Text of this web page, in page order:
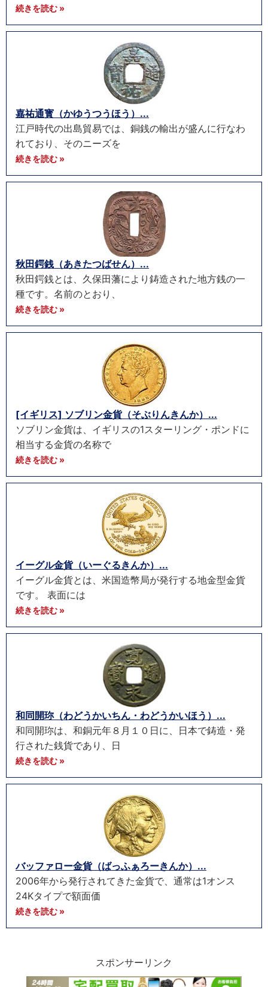
続きを読む »
嘉祐通寳（かゆうつうほう）...
江戸時代の出島貿易では、銅銭の輸出が盛んに行なわ
れており、そのニーズを
続きを読む »
秋田鍔銭（あきたつばせん）...
秋田鍔銭とは、久保田藩により鋳造された地方銭の一
種です。名前のとおり、
続きを読む »
[イギリス] ソブリン金貨（そぶりんきんか）...
ソブリン金貨は、イギリスの1スターリング・ポンドに
相当する金貨の名称で
続きを読む »
イーグル金貨（いーぐるきんか）...
イーグル金貨とは、米国造幣局が発行する地金型金貨
です。 表面には
続きを読む »
和同開珎（わどうかいちん・わどうかいほう）...
和同開珎は、和銅元年８月１０日に、日本で鋳造・発
行された銭貨であり、日
続きを読む »
バッファロー金貨（ばっふぁろーきんか）...
2006年から発行されてきた金貨で、通常は1オンス
24Kタイプで額面価
続きを読む »
スポンサーリンク